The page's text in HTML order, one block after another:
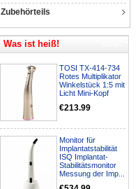
Zubehörteils
Was ist heiß!
TOSI TX-414-734
Rotes Multiplikator
Winkelstück 1:5 mit
Licht Mini-Kopf
€213.99
Monitor für
Implantatstabilität
ISQ Implantat-
Stabilitätsmonitor
Messung der Imp...